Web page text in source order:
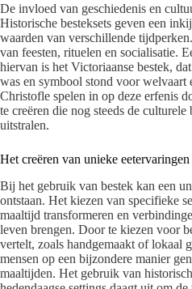
De invloed van geschiedenis en
Historische besteksets geven een
waarden van verschillende
van feesten, rituelen en socialisatie.
hiervan is het Victoriaanse bestek,
was en symbool stond voor welvaart
Christofle spelen in op deze erfenis
te creëren die nog steeds de
uitstralen.
Het creëren van unieke eetervaringen
Bij het gebruik van bestek kan een
ontstaan. Het kiezen van specifieke
maaltijd transformeren en
leven brengen. Door te kiezen voor
vertelt, zoals handgemaakt of lokaal
mensen op een bijzondere manier
maaltijden. Het gebruik van